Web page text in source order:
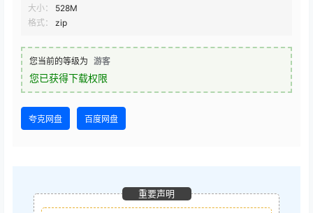
大小：
528M
格式：
zip
您当前的等级为 游客
您已获得下载权限
夸克网盘 百度网盘
重要声明